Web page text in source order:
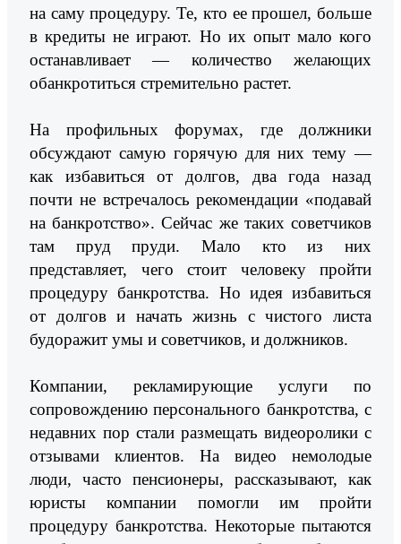
на саму процедуру. Те, кто ее прошел, больше
в кредиты не играют. Но их опыт мало кого
останавливает — количество желающих
обанкротиться стремительно растет.
На профильных форумах, где должники
обсуждают самую горячую для них тему —
как избавиться от долгов, два года назад
почти не встречалось рекомендации «подавай
на банкротство». Сейчас же таких советчиков
там пруд пруди. Мало кто из них
представляет, чего стоит человеку пройти
процедуру банкротства. Но идея избавиться
от долгов и начать жизнь с чистого листа
будоражит умы и советчиков, и должников.
Компании, рекламирующие услуги по
сопровождению персонального банкротства, с
недавних пор стали размещать видеоролики с
отзывами клиентов. На видео немолодые
люди, часто пенсионеры, рассказывают, как
юристы компании помогли им пройти
процедуру банкротства. Некоторые пытаются